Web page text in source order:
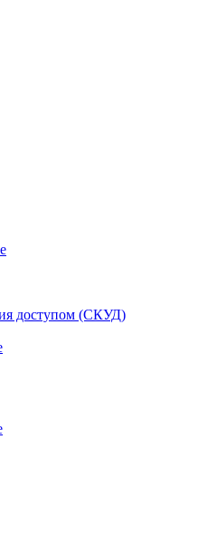
доступом (СКУД)